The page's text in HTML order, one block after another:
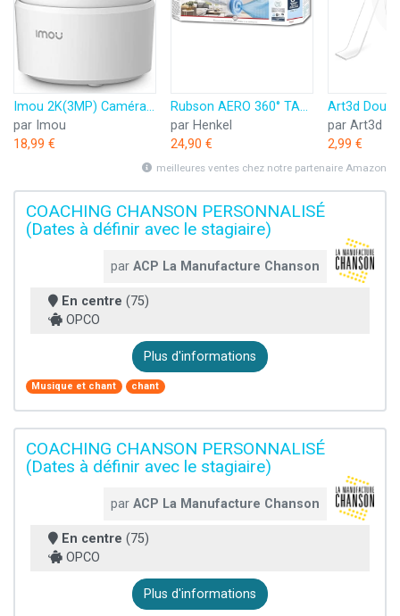
Imou 2K(3MP) Caméra Surveillance WiFi Intérieure Caméra 360° Connectée Smartphone avec Détection Humaine AI Suivi Intelligent Sirène Audio Bidirectionnel Compatible Alexa pour Bébé/Animaux
par Imou
18,99 €
Rubson AERO 360° TAB, recharges en tabs neutres pour absorbeur d'humidité, ultra absorbantes et anti odeurs recharges pour déshumidificateurs AERO 360°, 6 x 450 g
par Henkel
24,90 €
par Art3d
2,99 €
meilleures ventes chez notre partenaire Amazon
COACHING CHANSON PERSONNALISÉ
(Dates à définir avec le stagiaire)
parACP La Manufacture Chanson
En centre (75)
OPCO
Plus d'informations
Musique et chant chant
COACHING CHANSON PERSONNALISÉ
(Dates à définir avec le stagiaire)
parACP La Manufacture Chanson
En centre (75)
OPCO
Plus d'informations